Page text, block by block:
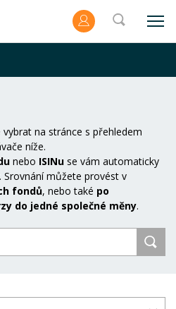
na stránce s přehledem
níže.
nebo ISINu se vám automaticky
můžete provést v
fondů, nebo také po
do jedné společné měny.